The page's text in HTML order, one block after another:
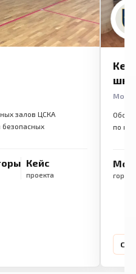
залов ЦСКА
безопасных
Кейс
проекта
по
город